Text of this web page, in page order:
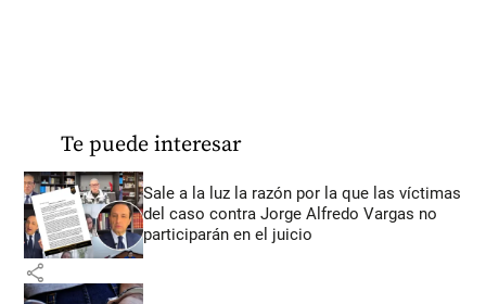
Te puede interesar
Sale a la luz la razón por la que las víctimas
del caso contra Jorge Alfredo Vargas no
participarán en el juicio
share